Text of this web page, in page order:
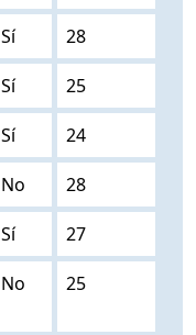
Sí 28
Sí 25
Sí 24
No 28
Sí 27
No 25